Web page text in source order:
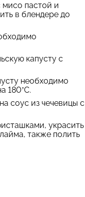
мисо пастой и
в блендере до
капусту с
необходимо
180’С.
соус из чечевицы с
украсить
также полить